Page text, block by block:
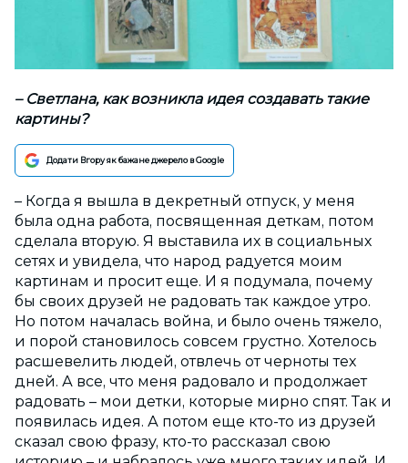
– Светлана, как возникла идея создавать такие
картины?
Додати Вгору як бажане джерело в Google
– Когда я вышла в декретный отпуск, у меня
была одна работа, посвященная деткам, потом
сделала вторую. Я выставила их в социальных
сетях и увидела, что народ радуется моим
картинам и просит еще. И я подумала, почему
бы своих друзей не радовать так каждое утро.
Но потом началась война, и было очень тяжело,
и порой становилось совсем грустно. Хотелось
расшевелить людей, отвлечь от черноты тех
дней. А все, что меня радовало и продолжает
радовать – мои детки, которые мирно спят. Так и
появилась идея. А потом еще кто-то из друзей
сказал свою фразу, кто-то рассказал свою